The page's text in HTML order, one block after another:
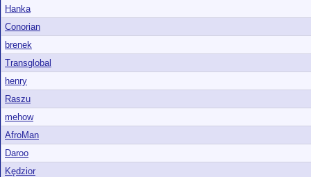
Hanka
Conorian
brenek
Transglobal
henry
Raszu
mehow
AfroMan
Daroo
Kędzior